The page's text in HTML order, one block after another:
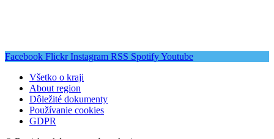
Facebook Flickr Instagram RSS SpotifyYoutube
Všetko o kraji
About region
Dôležité dokumenty
Používanie cookies
GDPR